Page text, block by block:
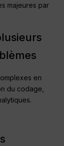
majeures par
en
du codage,